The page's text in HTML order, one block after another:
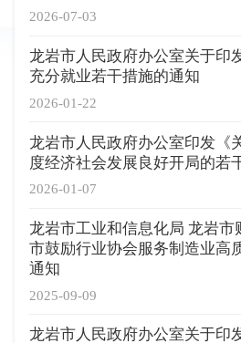
2026-07-03
2026-01-22
龙岩市人民政府办公室关于印
充分就业若干措施的通知
2026-01-07
龙岩市人民政府办公室印发《
度经济社会发展良好开局的若
2025-09-09
龙岩市工业和信息化局 龙岩市
市鼓励行业协会服务制造业高
通知
龙岩市人民政府办公室关于印